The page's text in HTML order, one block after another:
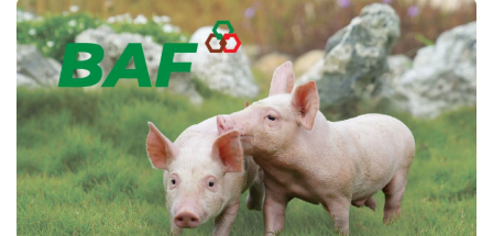
Theo Sở hữu trí